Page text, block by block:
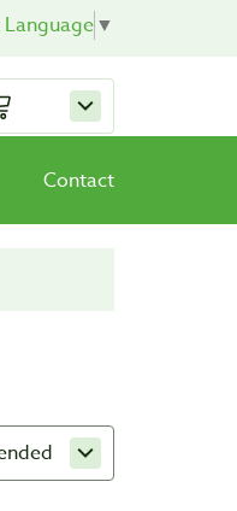
Language▼
Contact